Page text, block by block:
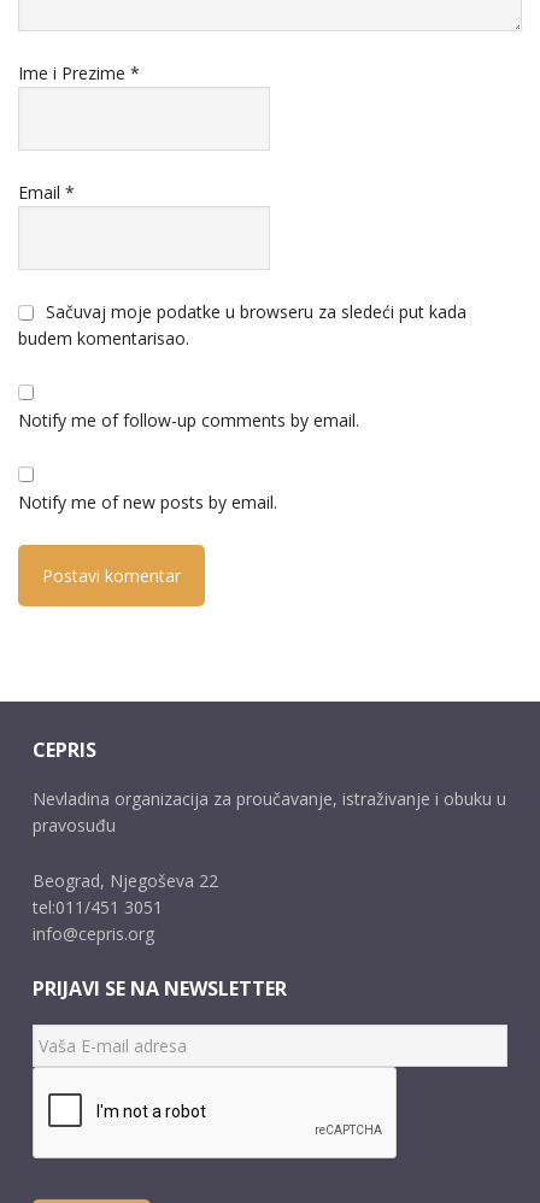
Ime i Prezime *
Email *
Sačuvaj moje podatke u browseru za sledeći put kada
budem komentarisao.
Notify me of follow-up comments by email.
Notify me of new posts by email.
CEPRIS
Nevladina organizacija za proučavanje, istraživanje i obuku u
pravosuđu
Beograd, Njegoševa 22
tel:011/451 3051
info@cepris.org
PRIJAVI SE NA NEWSLETTER